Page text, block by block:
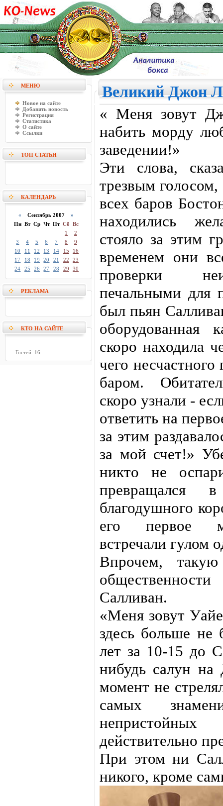
МЕНЮ
Новое на сайте
Добавить новость
Регистрация
Статистика
О сайте
Ссылки
ТОП СТАТЬИ
КАЛЕНДАРЬ
« Сентябрь 2007»
Пн Вт Ср Чт Пт Сб Вс
1
2
3
4 5 6 7 8
9
10
11 12 13 14 15
16
17
18 19 20 21 22
23
24
25 26 27 28 29 30
РЕКЛАМА
КТО НА САЙТЕ
Гостей: 16
Великий Джон
« Меня зовут
набить морду
заведении!»
Эти слова,
трезвым
всех баров
находились
стояло за этим
временем они
проверки
печальными для
был пьян
оборудованная
скоро находила
чего
баром.
скоро узнали -
ответить на
за этим
за мой счет!»
никто не
превращался
благодушного
его первое
встречали гулом
Впрочем, такую
Салливан.
«Меня зовут
здесь больше не
лет за 10-15 до
нибудь салун на
момент не
самых
действительно
При этом ни
никого, кроме